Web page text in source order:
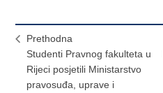
Prethodna
Studenti Pravnog fakulteta u
Rijeci posjetili Ministarstvo
pravosuđa, uprave i